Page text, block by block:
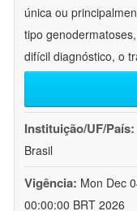
única ou
tipo
difícil diagnóstico, o
Instituição/UF/País:
Brasil
Vigência: Mon Dec
00:00:00 BRT 2026